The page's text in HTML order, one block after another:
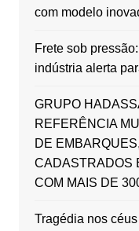
com modelo
Frete sob
indústria alerta
GRUPO
REFERÊNCIA
DE
CADASTRADOS
COM MAIS DE
Tragédia nos